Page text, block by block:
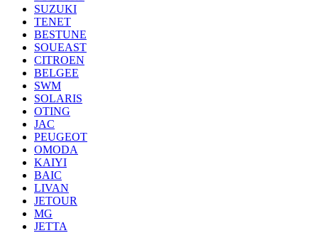
SUZUKI
TENET
BESTUNE
SOUEAST
CITROEN
BELGEE
SWM
SOLARIS
OTING
JAC
PEUGEOT
OMODA
KAIYI
BAIC
LIVAN
JETOUR
MG
JETTA